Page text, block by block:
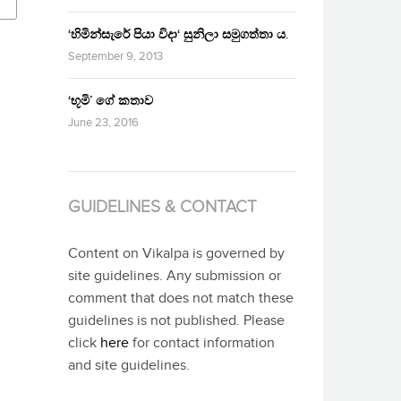
‘හිමින්සැරේ පියා විදා‘ සුනිලා සමුගත්තා ය.
September 9, 2013
‘භූමි’ ගේ කතාව
June 23, 2016
GUIDELINES & CONTACT
Content on Vikalpa is governed by
site guidelines. Any submission or
comment that does not match these
guidelines is not published. Please
click here for contact information
and site guidelines.